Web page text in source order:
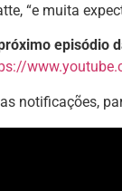
“e muita
episódio
notificações,